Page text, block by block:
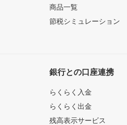
商品一覧
節税シミュレーション
銀行との口座連携
らくらく入金
らくらく出金
残高表示サービス